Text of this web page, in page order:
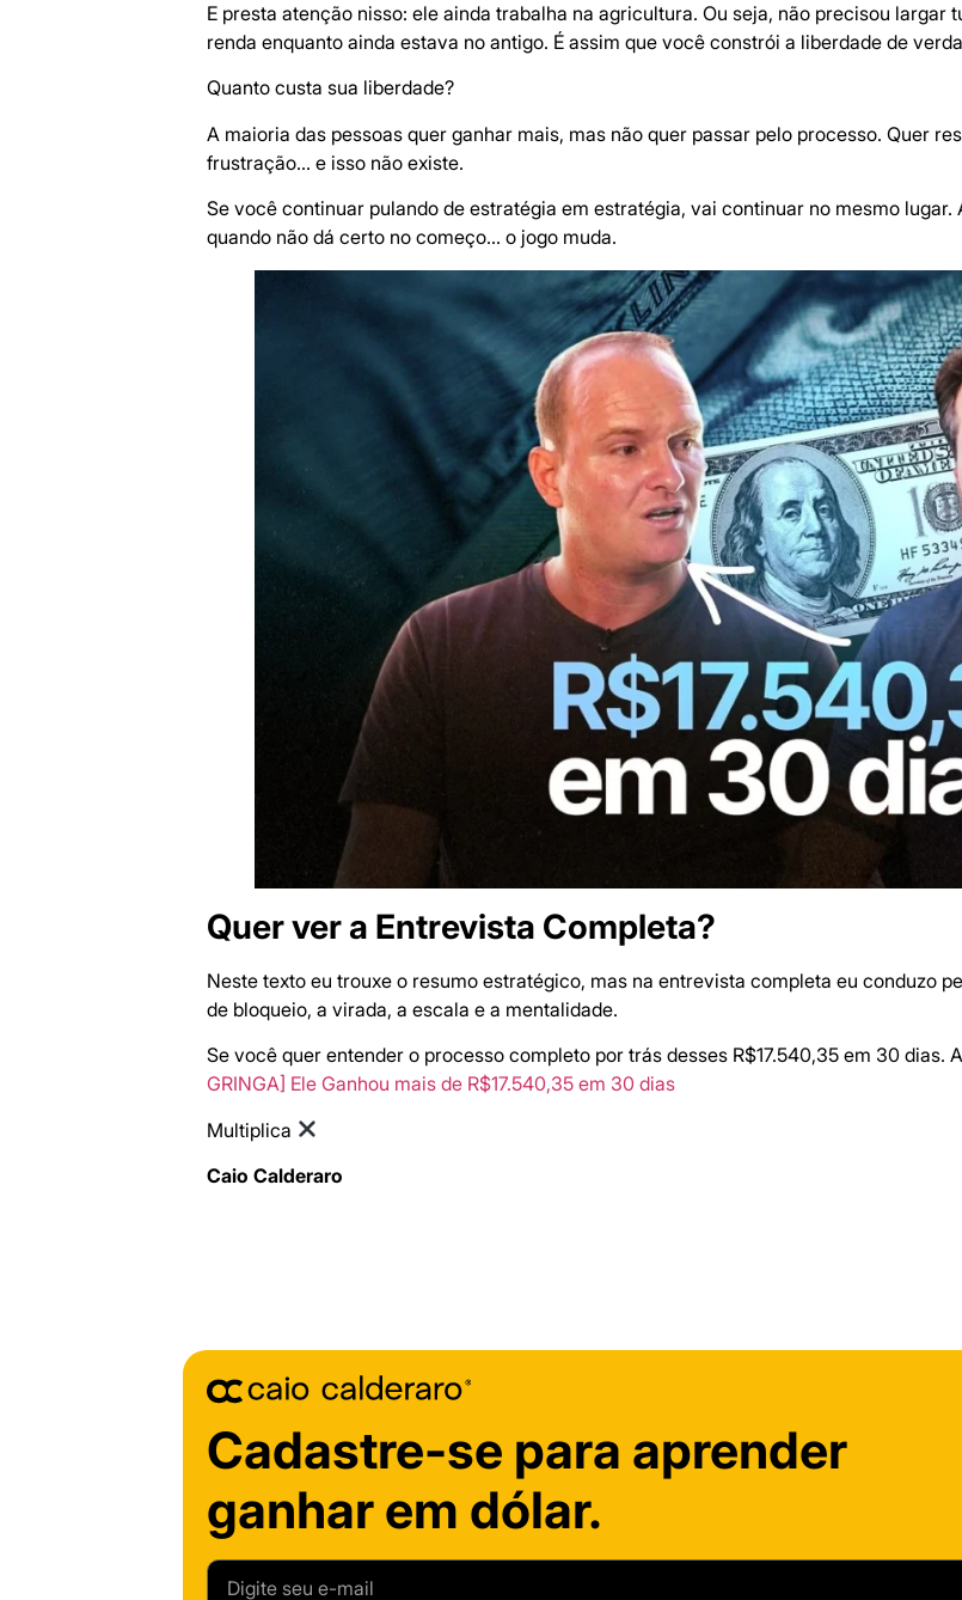
E presta atenção nisso: ele ainda trabalha na agricultura. Ou seja, não precisou largar
renda enquanto ainda estava no antigo. É assim que você constrói a liberdade de
Quanto custa sua liberdade?
A maioria das pessoas quer ganhar mais, mas não quer passar pelo processo. Quer
frustração… e isso não existe.
Se você continuar pulando de estratégia em estratégia, vai continuar no mesmo
quando não dá certo no começo… o jogo muda.
Quer ver a Entrevista Completa?
Neste texto eu trouxe o resumo estratégico, mas na entrevista completa eu conduzo
de bloqueio, a virada, a escala e a mentalidade.
Se você quer entender o processo completo por trás desses R$17.540,35 em 30 dias.
GRINGA] Ele Ganhou mais de R$17.540,35 em 30 dias
Multiplica
Caio Calderaro
Cadastre-se para aprender
ganhar em dólar.